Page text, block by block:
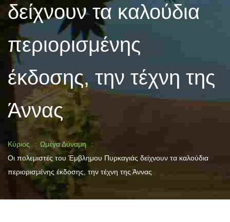
δείχνουν τα καλούδια
περιορισμένης
έκδοσης, την τέχνη της
Άννας
Κύριος
Ωμέγα Δύναμη
Οι πολεμιστές του Έμβλημου Πυρκαγιάς δείχνουν τα καλούδια
περιορισμένης έκδοσης, την τέχνη της Άννας